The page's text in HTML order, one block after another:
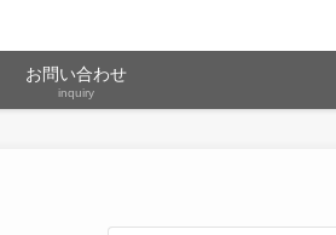
お問い合わせ
inquiry